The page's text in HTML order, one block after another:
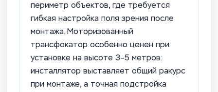
периметр объектов, где требуется
гибкая настройка поля зрения после
монтажа. Моторизованный
трансфокатор особенно ценен при
установке на высоте 3–5 метров:
инсталлятор выставляет общий ракурс
при монтаже, а точная подстройка